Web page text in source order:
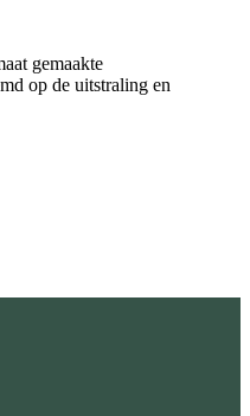
gemaakte
op de uitstraling en